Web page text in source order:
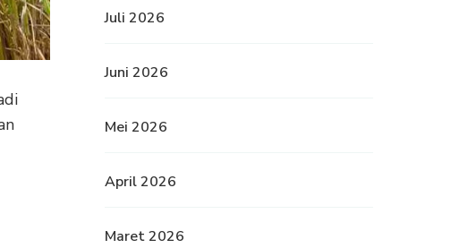
Juli 2026
Juni 2026
Mei 2026
April 2026
Maret 2026